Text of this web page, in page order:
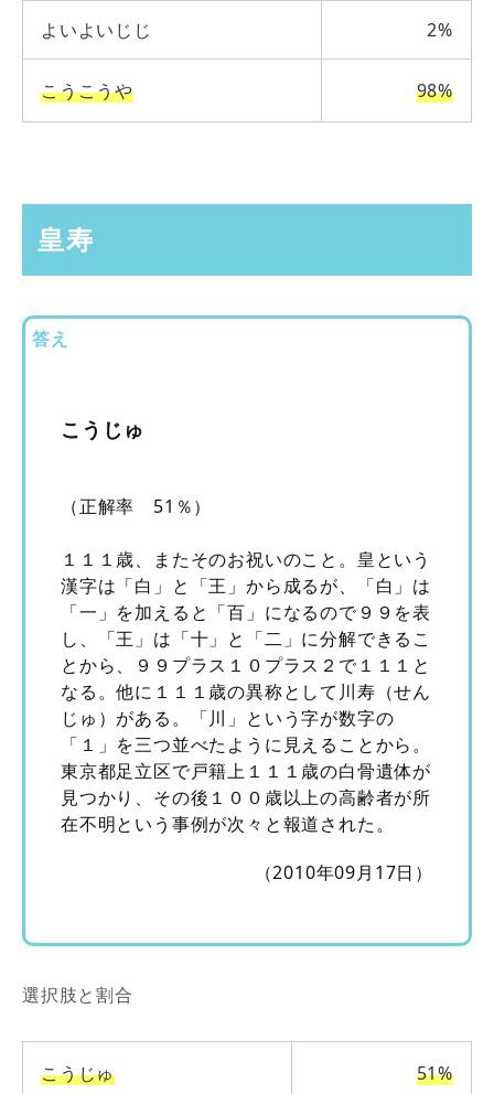
よいよいじじ 2%
こうこうや 98%
皇寿
答え
こうじゅ
（正解率 51％）
１１１歳、またそのお祝いのこと。皇という
漢字は「白」と「王」から成るが、「白」は
「一」を加えると「百」になるので９９を表
し、「王」は「十」と「二」に分解できるこ
とから、９９プラス１０プラス２で１１１と
なる。他に１１１歳の異称として川寿（せん
じゅ）がある。「川」という字が数字の
「１」を三つ並べたように見えることから。
東京都足立区で戸籍上１１１歳の白骨遺体が
見つかり、その後１００歳以上の高齢者が所
在不明という事例が次々と報道された。
（2010年09月17日）
選択肢と割合
こうじゅ 51%